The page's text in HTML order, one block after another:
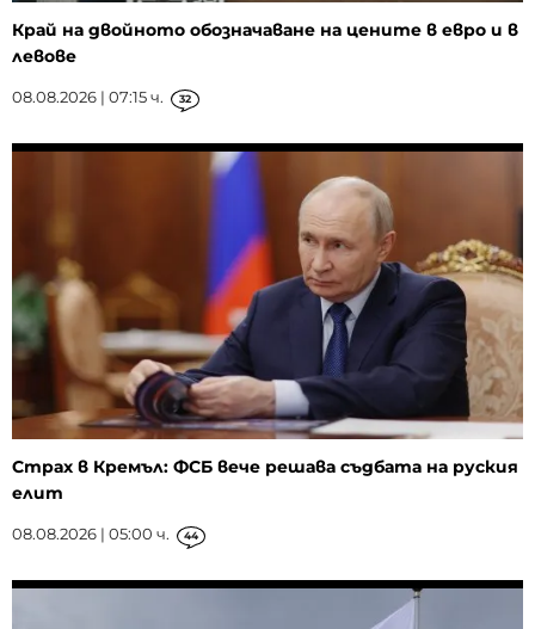
Край на двойното обозначаване на цените в евро и в
левове
08.08.2026 | 07:15 ч. 32
Страх в Кремъл: ФСБ вече решава съдбата на руския
елит
08.08.2026 | 05:00 ч. 44